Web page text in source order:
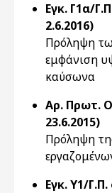
Εγκ. Γ1α/
2.6.2016)
Πρόληψη
εμφάνιση
καύσωνα
Αρ. Πρωτ.
23.6.2015)
Πρόληψη
Εγκ. Y1/